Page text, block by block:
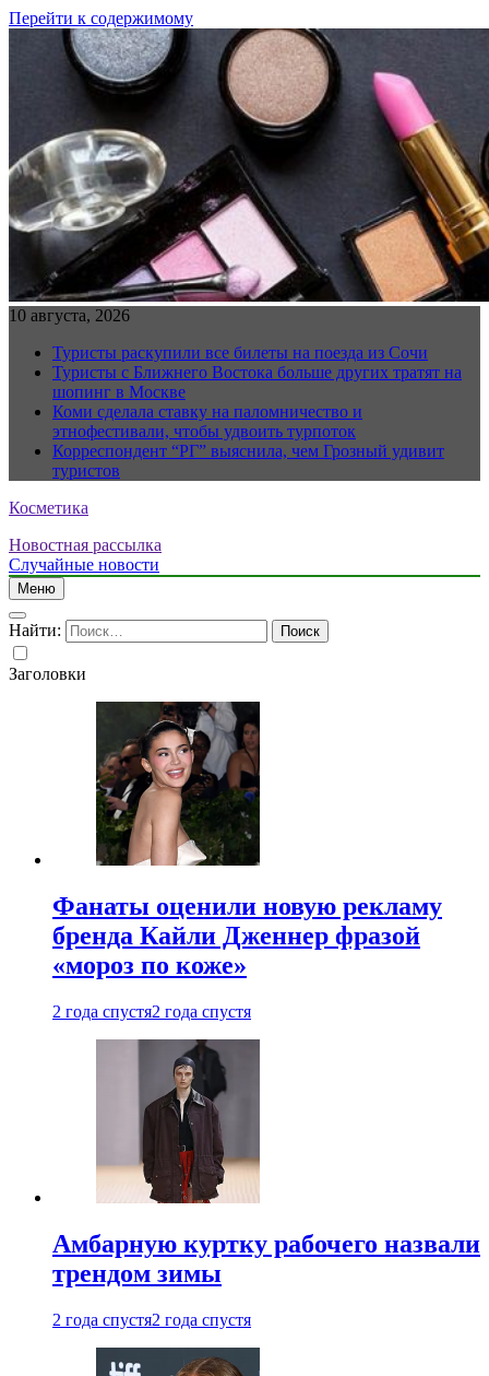
Перейти к содержимому
10 августа, 2026
Туристы раскупили все билеты на поезда из Сочи
Туристы с Ближнего Востока больше других тратят на
шопинг в Москве
Коми сделала ставку на паломничество и
этнофестивали, чтобы удвоить турпоток
Корреспондент “РГ” выяснила, чем Грозный удивит
туристов
Косметика
Новостная рассылка
Случайные новости
Меню
Найти:
Заголовки
Фанаты оценили новую рекламу
бренда Кайли Дженнер фразой
«мороз по коже»
2 года спустя2 года спустя
Амбарную куртку рабочего назвали
трендом зимы
2 года спустя2 года спустя